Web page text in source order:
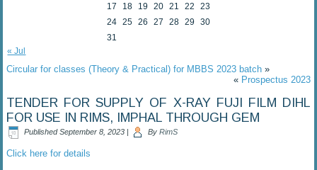
17
18 19 20 21 22
23
24 25 26 27 28 29
30
31
« Jul
Circular for classes (Theory & Practical) for MBBS 2023 batch »
« Prospectus 2023
TENDER FOR SUPPLY OF X-RAY FUJI FILM DIHL
FOR USE IN RIMS, IMPHAL THROUGH GEM
Published September 8, 2023 | By RimS
Click here for details